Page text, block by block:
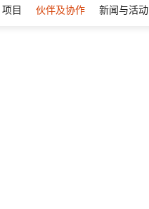
项目 伙伴及协作 新闻与活动